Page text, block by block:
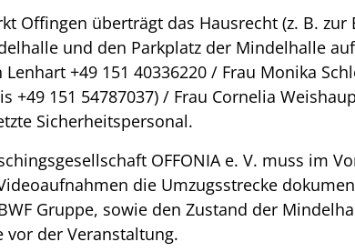
Offingen überträgt das Hausrecht (z. B.
und den Parkplatz der Mindelhalle
+49 151 40336220 / Frau Monika
+49 151 54787037) / Frau Cornelia
Sicherheitspersonal.
OFFONIA e. V. muss im
die Umzugsstrecke
Gruppe, sowie den Zustand der
vor der Veranstaltung.